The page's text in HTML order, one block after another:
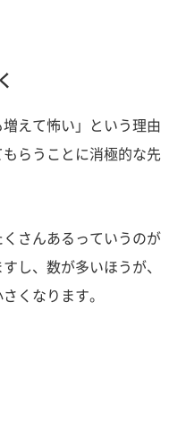
増えて怖い」という理由
らうことに消極的な先
さんあるっていうのが
し、数が多いほうが、
くなります。